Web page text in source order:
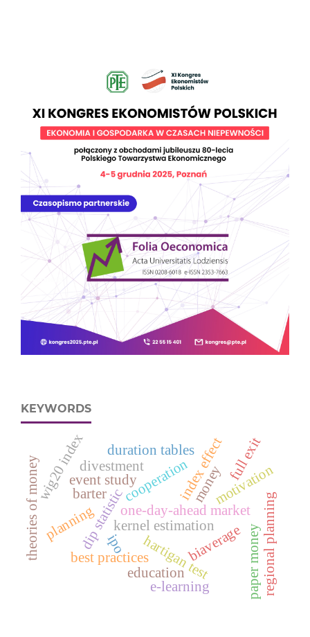
KEYWORDS
kernel estimation
hartigan test
dip statistic biaverage
one-day-ahead market
cooperation
best practices
index effect
event study
wig20 index money
theories of money barter
paper money
planning regional planning
education
e‑learning
motivation
duration tables
divestment
ipo
full exit